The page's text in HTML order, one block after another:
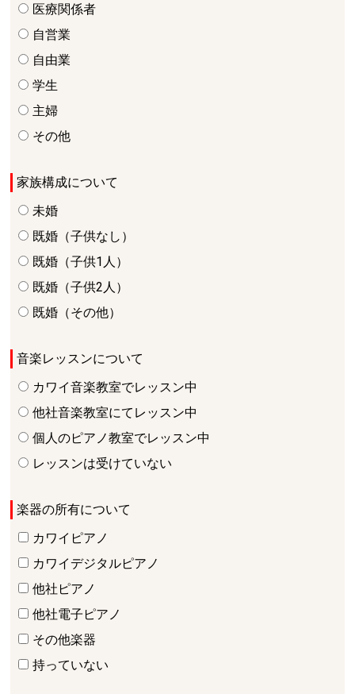
医療関係者
自営業
自由業
学生
主婦
その他
家族構成について
未婚
既婚（子供なし）
既婚（子供1人）
既婚（子供2人）
既婚（その他）
音楽レッスンについて
カワイ音楽教室でレッスン中
他社音楽教室にてレッスン中
個人のピアノ教室でレッスン中
レッスンは受けていない
楽器の所有について
カワイピアノ
カワイデジタルピアノ
他社ピアノ
他社電子ピアノ
その他楽器
持っていない